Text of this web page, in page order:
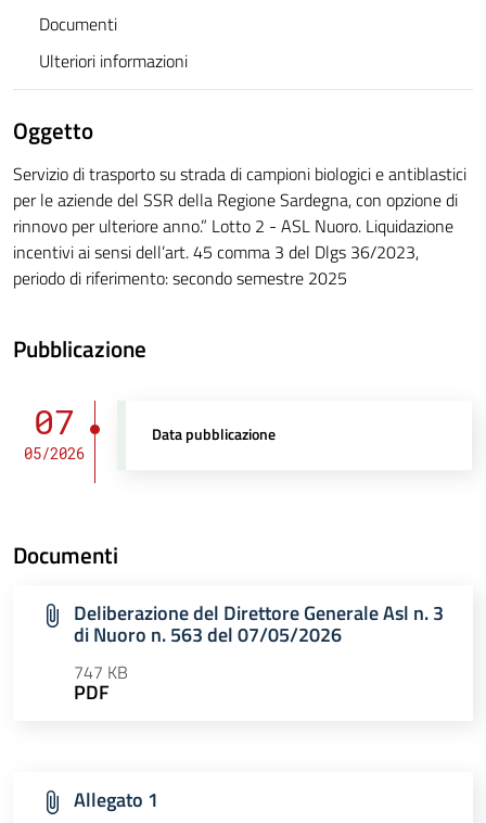
Documenti
Ulteriori informazioni
Oggetto
Servizio di trasporto su strada di campioni biologici e antiblastici
per le aziende del SSR della Regione Sardegna, con opzione di
rinnovo per ulteriore anno.” Lotto 2 - ASL Nuoro. Liquidazione
incentivi ai sensi dell’art. 45 comma 3 del Dlgs 36/2023,
periodo di riferimento: secondo semestre 2025
Pubblicazione
07
05/2026
Data pubblicazione
Documenti
Deliberazione del Direttore Generale Asl n. 3
di Nuoro n. 563 del 07/05/2026
747 KB
PDF
Allegato 1